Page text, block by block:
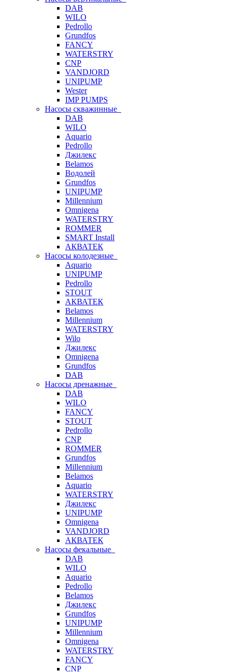
DAB
WILO
Pedrollo
Grundfos
FANCY
WATERSTRY
CNP
VANDJORD
UNIPUMP
Wester
IMP PUMPS
Насосы скважинные
DAB
WILO
Aquario
Pedrollo
Джилекс
Belamos
Водолей
Grundfos
UNIPUMP
Millennium
Omnigena
WATERSTRY
ROMMER
SMART Install
АКВАТЕК
Насосы колодезные
Aquario
UNIPUMP
Pedrollo
STOUT
АКВАТЕК
Belamos
Millennium
WATERSTRY
Wilo
Джилекс
Omnigena
Grundfos
DAB
Насосы дренажные
DAB
WILO
FANCY
STOUT
Pedrollo
CNP
ROMMER
Grundfos
Millennium
Belamos
Aquario
WATERSTRY
Джилекс
UNIPUMP
Omnigena
VANDJORD
АКВАТЕК
Насосы фекальные
DAB
WILO
Aquario
Pedrollo
Belamos
Джилекс
Grundfos
UNIPUMP
Millennium
Omnigena
WATERSTRY
FANCY
CNP